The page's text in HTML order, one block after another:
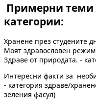
Примерни
категории:
Хранене през студените
Моят здравословен
Здраве от природата. -
Интересни факти за
- категория здраве/
зеления фасул)